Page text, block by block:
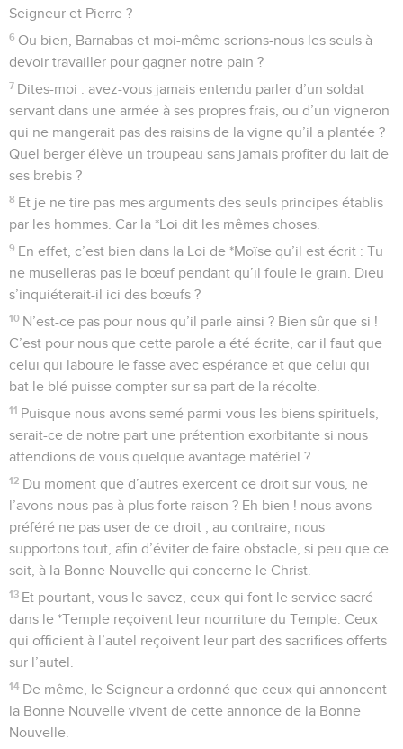
Seigneur et Pierre ?
6 Ou bien, Barnabas et moi-même serions-nous les seuls à
devoir travailler pour gagner notre pain ?
7 Dites-moi : avez-vous jamais entendu parler d’un soldat
servant dans une armée à ses propres frais, ou d’un vigneron
qui ne mangerait pas des raisins de la vigne qu’il a plantée ?
Quel berger élève un troupeau sans jamais profiter du lait de
ses brebis ?
8 Et je ne tire pas mes arguments des seuls principes établis
par les hommes. Car la *Loi dit les mêmes choses.
9 En effet, c’est bien dans la Loi de *Moïse qu’il est écrit : Tu
ne muselleras pas le bœuf pendant qu’il foule le grain. Dieu
s’inquiéterait-il ici des bœufs ?
10 N’est-ce pas pour nous qu’il parle ainsi ? Bien sûr que si !
C’est pour nous que cette parole a été écrite, car il faut que
celui qui laboure le fasse avec espérance et que celui qui
bat le blé puisse compter sur sa part de la récolte.
11 Puisque nous avons semé parmi vous les biens spirituels,
serait-ce de notre part une prétention exorbitante si nous
attendions de vous quelque avantage matériel ?
12 Du moment que d’autres exercent ce droit sur vous, ne
l’avons-nous pas à plus forte raison ? Eh bien ! nous avons
préféré ne pas user de ce droit ; au contraire, nous
supportons tout, afin d’éviter de faire obstacle, si peu que ce
soit, à la Bonne Nouvelle qui concerne le Christ.
13 Et pourtant, vous le savez, ceux qui font le service sacré
dans le *Temple reçoivent leur nourriture du Temple. Ceux
qui officient à l’autel reçoivent leur part des sacrifices offerts
sur l’autel.
14 De même, le Seigneur a ordonné que ceux qui annoncent
la Bonne Nouvelle vivent de cette annonce de la Bonne
Nouvelle.